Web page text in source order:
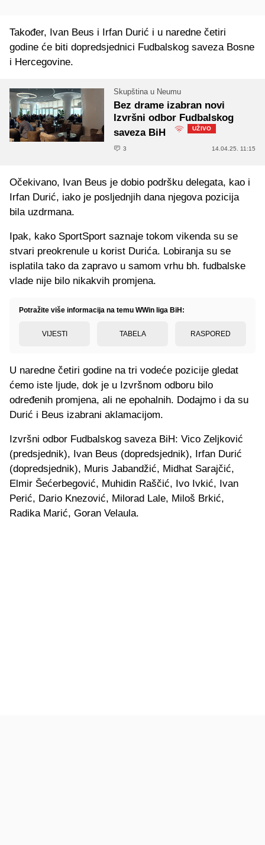
Također, Ivan Beus i Irfan Durić i u naredne četiri
godine će biti dopredsjednici Fudbalskog saveza Bosne
i Hercegovine.
Skupština u Neumu
Bez drame izabran novi
Izvršni odbor Fudbalskog
saveza BiH
UŽIVO
3 14.04.25. 11:15
Očekivano, Ivan Beus je dobio podršku delegata, kao i
Irfan Durić, iako je posljednjih dana njegova pozicija
bila uzdrmana.
Ipak, kako SportSport saznaje tokom vikenda su se
stvari preokrenule u korist Durića. Lobiranja su se
isplatila tako da zapravo u samom vrhu bh. fudbalske
vlade nije bilo nikakvih promjena.
Potražite više informacija na temu WWin liga BiH:
VIJESTI TABELA RASPORED
U naredne četiri godine na tri vodeće pozicije gledat
ćemo iste ljude, dok je u Izvršnom odboru bilo
određenih promjena, ali ne epohalnih. Dodajmo i da su
Durić i Beus izabrani aklamacijom.
Izvršni odbor Fudbalskog saveza BiH: Vico Zeljković
(predsjednik), Ivan Beus (dopredsjednik), Irfan Durić
(dopredsjednik), Muris Jabandžić, Midhat Sarajčić,
Elmir Šećerbegović, Muhidin Raščić, Ivo Ivkić, Ivan
Perić, Dario Knezović, Milorad Lale, Miloš Brkić,
Radika Marić, Goran Velaula.